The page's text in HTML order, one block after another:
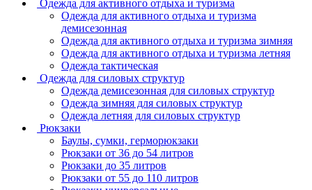
Одежда для активного отдыха и туризма
Одежда для активного отдыха и туризма
демисезонная
Одежда для активного отдыха и туризма зимняя
Одежда для активного отдыха и туризма летняя
Одежда тактическая
Одежда для силовых структур
Одежда демисезонная для силовых структур
Одежда зимняя для силовых структур
Одежда летняя для силовых структур
Рюкзаки
Баулы, сумки, герморюкзаки
Рюкзаки от 36 до 54 литров
Рюкзаки до 35 литров
Рюкзаки от 55 до 110 литров